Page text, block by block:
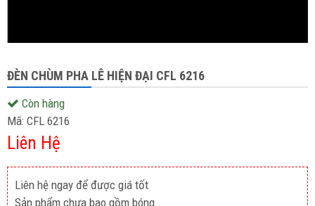
ĐÈN CHÙM PHA LÊ HIỆN ĐẠI CFL 6216
Còn hàng
Mã: CFL 6216
Liên Hệ
Liên hệ ngay để được giá tốt
Sản phẩm chưa bao gồm bóng